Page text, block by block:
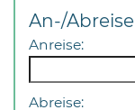
An-/Abreise
Anreise:
Abreise: